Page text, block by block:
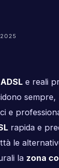
e reali
sempre,
e
rapida e
le
la zona